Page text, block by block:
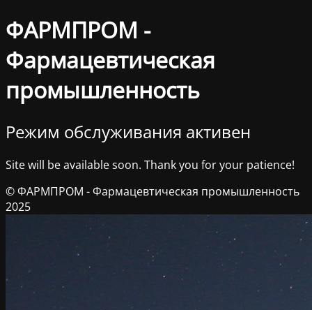
ФАРМПРОМ -
Фармацевтическая
промышленность
Режим обслуживания активен
Site will be available soon. Thank you for your patience!
© ФАРМПРОМ - Фармацевтическая промышленность
2025